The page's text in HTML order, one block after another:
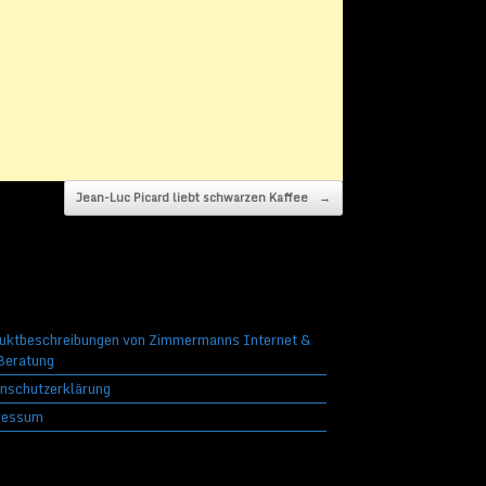
Jean-Luc Picard liebt schwarzen Kaffee →
von Zimmermanns Internet &